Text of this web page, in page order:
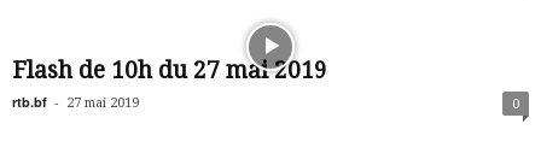
Flash de 10h du 27 mai 2019
rtb.bf - 27 mai 2019 0